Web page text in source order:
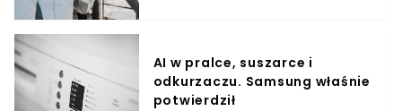
AI w pralce, suszarce i
odkurzaczu. Samsung właśnie
potwierdził